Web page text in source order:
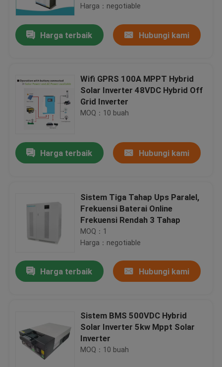
Harga：negotiable
Harga terbaik Hubungi kami
Wifi GPRS 100A MPPT Hybrid
Solar Inverter 48VDC Hybrid Off
Grid Inverter
MOQ：10 buah
Harga terbaik Hubungi kami
Sistem Tiga Tahap Ups Paralel,
Frekuensi Baterai Online
Frekuensi Rendah 3 Tahap
MOQ：1
Harga：negotiable
Harga terbaik Hubungi kami
Sistem BMS 500VDC Hybrid
Solar Inverter 5kw Mppt Solar
Inverter
MOQ：10 buah
Low Frequency Dual Output Power Supply, 48V Telecom Dc Power Systems 482.6 * 43 * 129